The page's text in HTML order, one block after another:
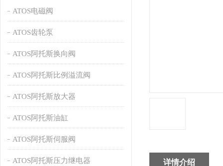
ATOS电磁阀
ATOS齿轮泵
ATOS阿托斯换向阀
ATOS阿托斯比例溢流阀
ATOS阿托斯放大器
ATOS阿托斯油缸
ATOS阿托斯伺服阀
ATOS阿托斯压力继电器 详情介绍